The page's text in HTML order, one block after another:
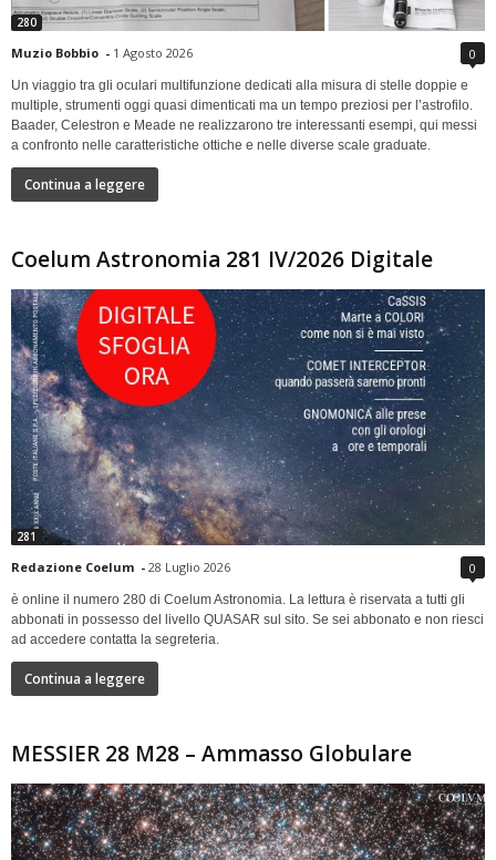
280
Muzio Bobbio - 1 Agosto 2026 0
Un viaggio tra gli oculari multifunzione dedicati alla misura di stelle doppie e
multiple, strumenti oggi quasi dimenticati ma un tempo preziosi per l’astrofilo.
Baader, Celestron e Meade ne realizzarono tre interessanti esempi, qui messi
a confronto nelle caratteristiche ottiche e nelle diverse scale graduate.
Continua a leggere
Coelum Astronomia 281 IV/2026 Digitale
281
Redazione Coelum - 28 Luglio 2026 0
è online il numero 280 di Coelum Astronomia. La lettura è riservata a tutti gli
abbonati in possesso del livello QUASAR sul sito. Se sei abbonato e non riesci
ad accedere contatta la segreteria.
Continua a leggere
MESSIER 28 M28 – Ammasso Globulare